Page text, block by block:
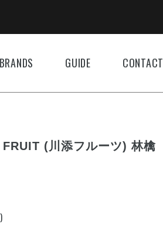
BRANDS GUIDE CONTACT
(川添フルーツ) 林檎